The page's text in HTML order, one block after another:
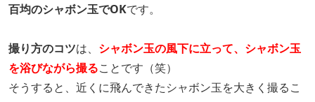
百均のシャボン玉でOKです。
撮り方のコツは、 シャボン玉の風下に立って、シャボン玉
を浴びながら撮ることです（笑）
そうすると、近くに飛んできたシャボン玉を大きく撮るこ